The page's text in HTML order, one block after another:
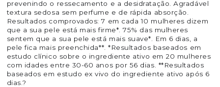
prevenindo o ressecamento e a desidratação. Agradável
textura sedosa sem perfume e de rápida absorção.
Resultados comprovados: 7 em cada 10 mulheres dizem
que a sua pele está mais firme*. 75% das mulheres
sentem que a sua pele está mais suave*. Em 6 dias, a
pele fica mais preenchida**. *Resultados baseados em
estudo clínico sobre o ingrediente ativo em 20 mulheres
com idades entre 30-60 anos por 56 dias. **Resultados
baseados em estudo ex vivo do ingrediente ativo após 6
dias.?